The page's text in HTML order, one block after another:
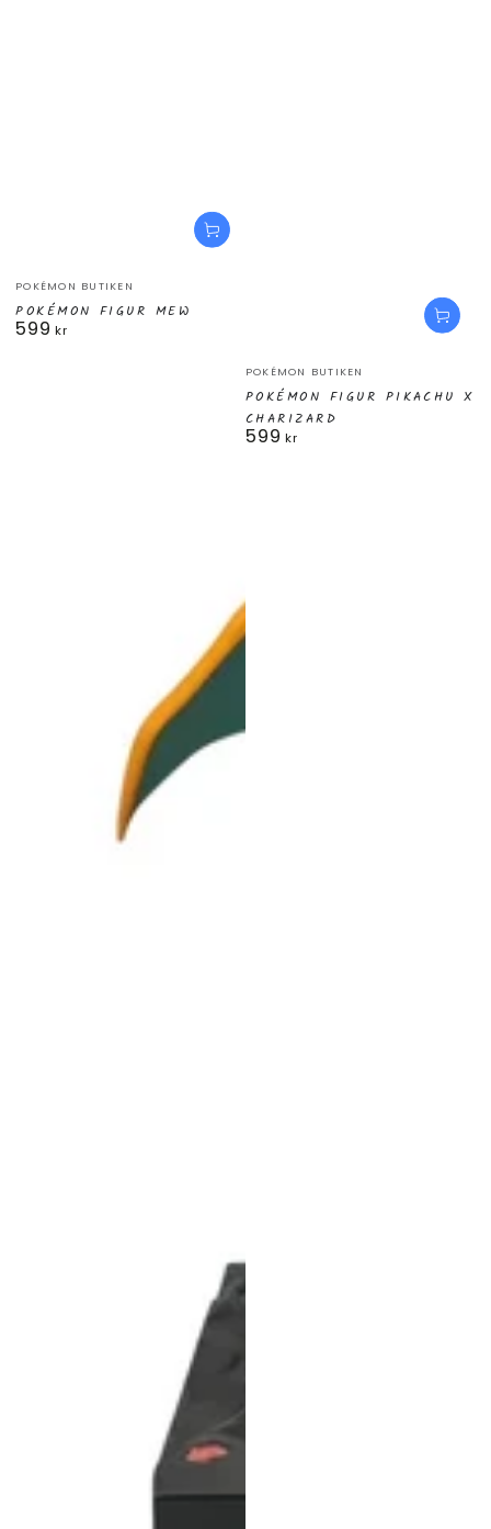
Säljare:
POKÉMON BUTIKEN
POKÉMON FIGUR MEW
Ordinarie
599 kr
Säljare:
POKÉMON BUTIKEN
POKÉMON FIGUR PIKACHU X
CHARIZARD
Ordinarie
599 kr